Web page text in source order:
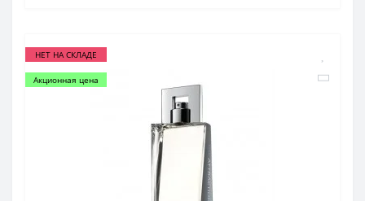
НЕТ НА СКЛАДЕ
Акционная цена